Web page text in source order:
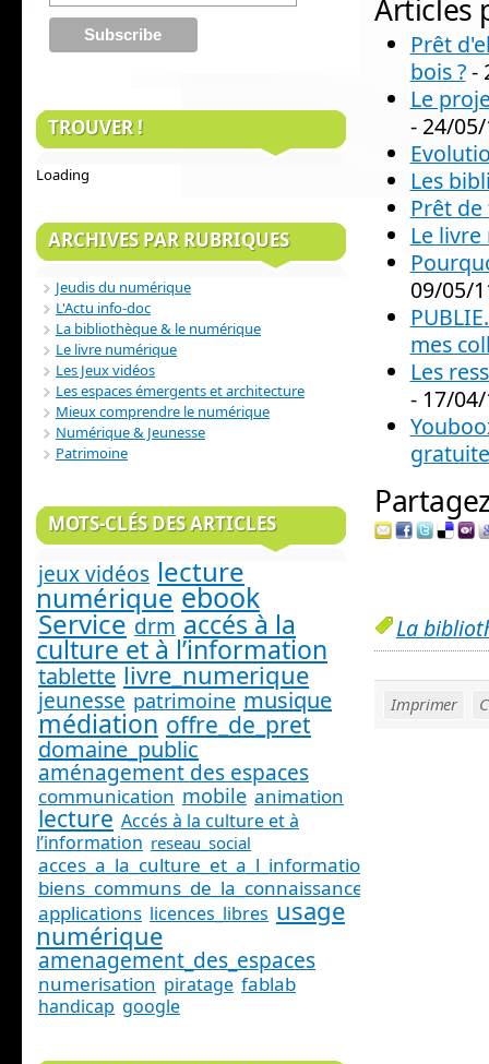
Articles
Prêt
bois ?-
Le
- 24/
Les
Prêt
Le
09/05/
mes
Les
- 17/
gratuite
La
Imprimer
TROUVER !
Loading
ARCHIVES PAR RUBRIQUES
Jeudis du numérique
L'Actu info-doc
La bibliothèque & le numérique
Le livre numérique
Les Jeux vidéos
Les espaces émergents et architecture
Mieux comprendre le numérique
Numérique & Jeunesse
Patrimoine
MOTS-CLÉS DES ARTICLES
jeux vidéos lecture
numérique ebook
Service drm accés à la
culture et à l’information
tablette livre_numerique
jeunesse patrimoine musique
médiation offre_de_pret
domaine_public
aménagement des espaces
communication mobile animation
lecture Accés à la culture et à
l’information reseau_social
acces_a_la_culture_et_a_l_information_
biens_communs_de_la_connaissance
applications licences_libres usage
numérique
amenagement_des_espaces
numerisation piratage fablab
handicap google